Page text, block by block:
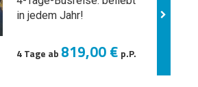
in jedem Jahr!
4 Tage ab 819,00 € p.P.